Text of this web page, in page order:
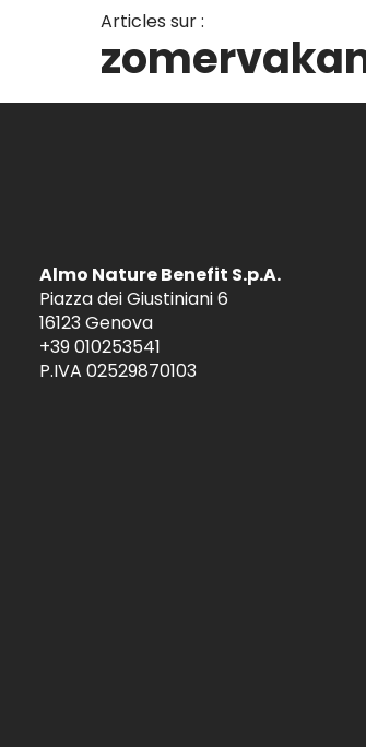
Articles sur :
Almo Nature Benefit S.p.A.
Piazza dei Giustiniani 6
16123 Genova
+39 010253541
P.IVA 02529870103